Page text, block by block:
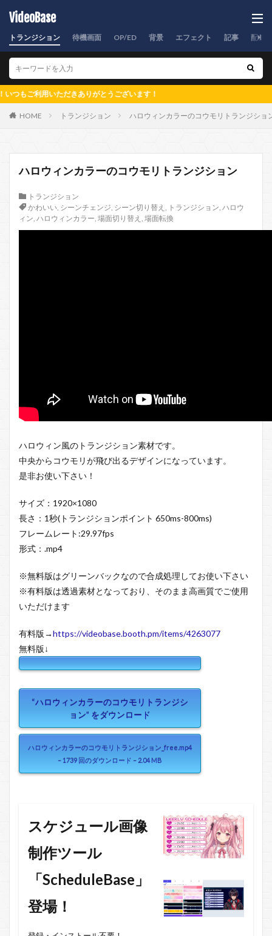
VideoBase
トランジション 待機画面 OP/ED 背景 エフェクト 記事 配信
用いただきありがとうございます！
HOME トランジション ハロウィンカラーのコウモリトランジショ
ハロウィンカラーのコウモリトランジション
トランジション
かわいい, シーンチェンジ, シーン切り替え , トランジション, ハロウ
ィン, ハロウィンカラー, 場面切り替え , 場面転換
ハロウィン風のトランジション素材です。
中央からコウモリが飛び出るデザインになっています。
是非お使い下さい！
サイズ：1920×1080
長さ：1秒(トランジションポイント 650ms-800ms)
フレームレート:29.97fps
形式：.mp4
※無料版はグリーンバックなので合成処理してお使い下さい
※有料版は透過素材となっており、そのまま高画質でご使用
いただけます
有料版→https://videobase.booth.pm/items/4263077
無料版↓
“ハロウィンカラーのコウモリトランジシ
ョン” をダウンロード
ハロウィンカラーのコウモリトランジション_free.mp4
– 1739 回のダウンロード – 2.04 MB
スケジュール画像
制作ツール
「ScheduleBase」
登場！